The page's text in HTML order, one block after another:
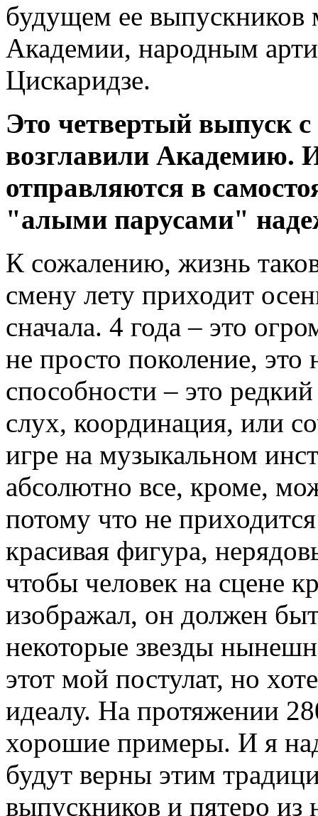
будущем ее выпускников
Академии, народным
Цискаридзе.
Это четвертый выпуск
возглавили Академию.
отправляются в
"алыми парусами"
К сожалению, жизнь
смену лету приходит
сначала. 4 года – это
не просто поколение, это
способности – это
слух, координация, или
игре на музыкальном
абсолютно все, кроме,
потому что не
красивая фигура,
чтобы человек на сцене
изображал, он должен
некоторые звезды
этот мой постулат, но
идеалу. На протяжении
хорошие примеры. И я
будут верны этим
выпускников и пятеро из